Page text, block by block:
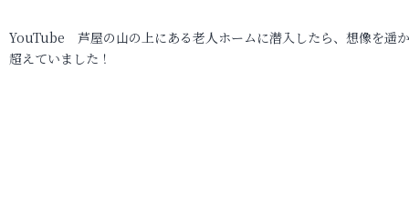
YouTube 芦屋の山の上にある老人ホームに潜入したら、想像を遥
超えていました！